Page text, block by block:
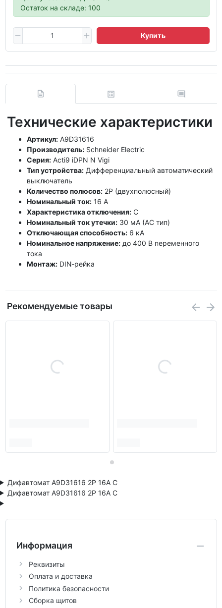
Остаток на складе: 100
Купить
Технические характеристики
Артикул: A9D31616
Производитель: Schneider Electric
Серия: Acti9 iDPN N Vigi
Тип устройства: Дифференциальный автоматический
выключатель
Количество полюсов: 2P (двухполюсный)
Номинальный ток: 16 А
Характеристика отключения: C
Номинальный ток утечки: 30 мА (AC тип)
Отключающая способность: 6 кА
Номинальное напряжение: до 400 В переменного
тока
Монтаж: DIN‑рейка
Рекомендуемые товары
Дифавтомат A9D31616 2Р 16А C
Дифавтомат A9D31616 2Р 16А C
Информация
Реквизиты
Оплата и доставка
Политика безопасности
Сборка щитов